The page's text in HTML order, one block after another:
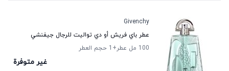
Givenchy
عطر باي فريش أو دي تواليت للرجال جيفنشي
100 مل عطر
+1 حجم العطر
غير متوفرة